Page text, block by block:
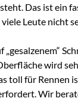
Das ist ein
Leute nicht
„gesalzenem“
wird
toll für Rennen
Wir